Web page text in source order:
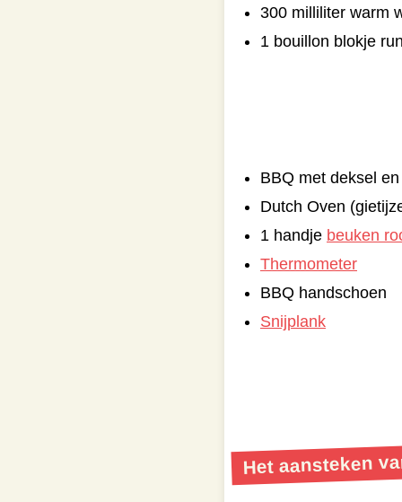
300 milliliter warm
1 bouillon blokje
BBQ met deksel
Dutch Oven
1 handje beuken
Thermometer
BBQ handschoen
Snijplank
Het aansteken